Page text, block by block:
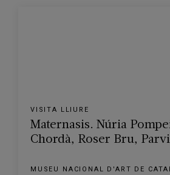
VISITA LLIURE
Maternasis. Núria
Chordà, Roser Bru,
MUSEU NACIONAL D'ART DE